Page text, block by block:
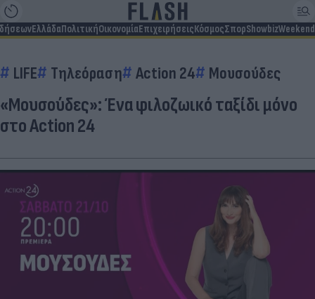
ΕλλάδαΠολιτικήΟικονομίαΕπιχειρήσειςΚόσμοςΣπορShowbizWeekend
LIFE Τηλεόραση Action 24 Μουσούδες
«Μουσούδες»: Ένα φιλοζωικό ταξίδι μόνο
στο Action 24